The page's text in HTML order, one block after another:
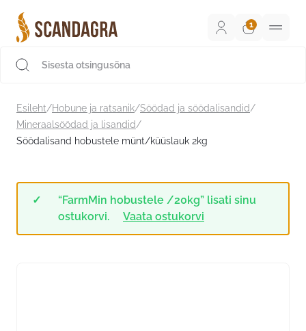
sisu
juurde
Esileht/Hobune ja ratsanik/Söödad ja söödalisandid/
Mineraalsöödad ja lisandid/
Söödalisand hobustele münt/küüslauk 2kg
“FarmMin hobustele /20kg” lisati sinu
ostukorvi.
Vaata ostukorvi